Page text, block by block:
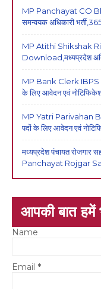
MP Panchayat CO
समन्वयक अधिकारी
MP Atithi Shikshak
Download,मध्यप्रदेश
MP Bank Clerk IBPS
के लिए आवेदन एवं
MP Yatri Parivahan
पदों के लिए आवेदन एवं
मध्यप्रदेश पंचायत रोजगार
Panchayat Rojgar
आपकी बात
Name
Email *